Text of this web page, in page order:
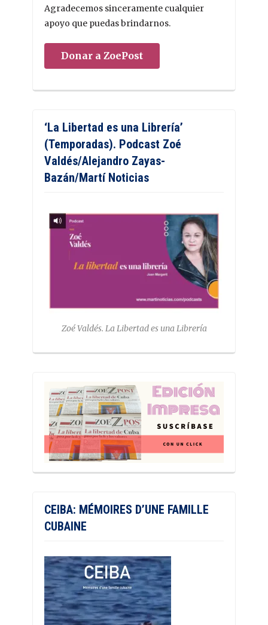
Agradecemos sinceramente cualquier
apoyo que puedas brindarnos.
Donar a ZoePost
‘La Libertad es una Librería’
(Temporadas). Podcast Zoé
Valdés/Alejandro Zayas-
Bazán/Martí Noticias
Zoé Valdés. La Libertad es una Librería
CEIBA: MÉMOIRES D’UNE FAMILLE
CUBAINE